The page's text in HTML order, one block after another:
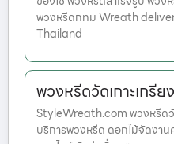
พวงหรีดกทม Wreath
Thailand
พวงหรีดวัดเกาะเกรี
StyleWreath.com พวงหรีดวั
บริการพวงหรีด ดอกไม้จัดงา